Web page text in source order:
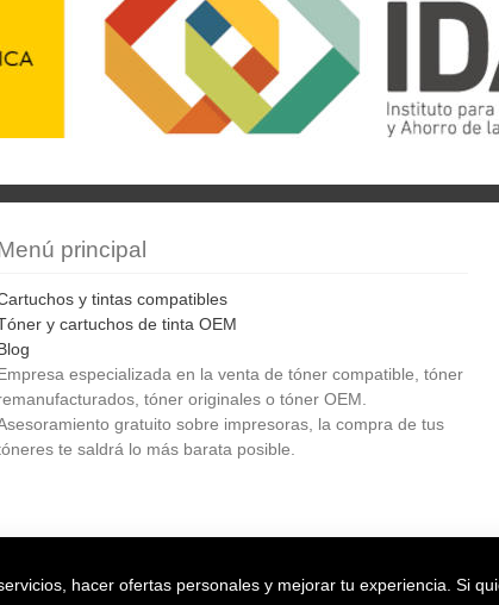
principal
y tintas compatibles
y cartuchos de tinta OEM
especializada en la venta de tóner compatible, tóner
tóner originales o tóner OEM.
gratuito sobre impresoras, la compra de tus
te saldrá lo más barata posible.
hacer ofertas personales y mejorar tu experiencia. Si